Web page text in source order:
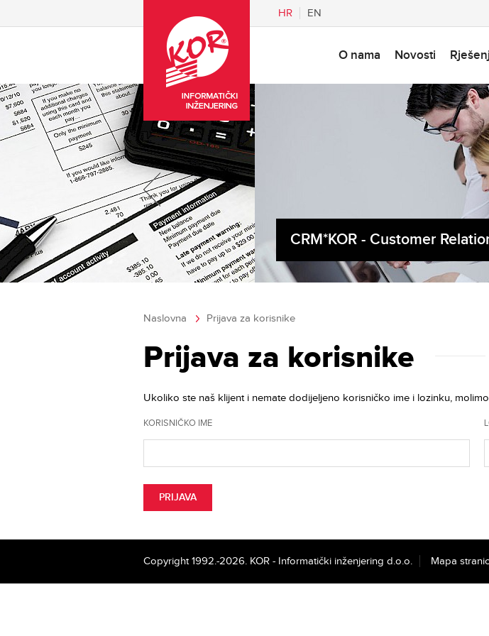
HR EN
O nama Novosti
CRM*KOR - Customer
Naslovna Prijava za korisnike
Prijava za korisnike
Ukoliko ste naš klijent i nemate dodijeljeno korisničko ime i lozinku,
KORISNIČKO IME
Copyright 1992.-2026. KOR - Informatički inženjering d.o.o. Mapa